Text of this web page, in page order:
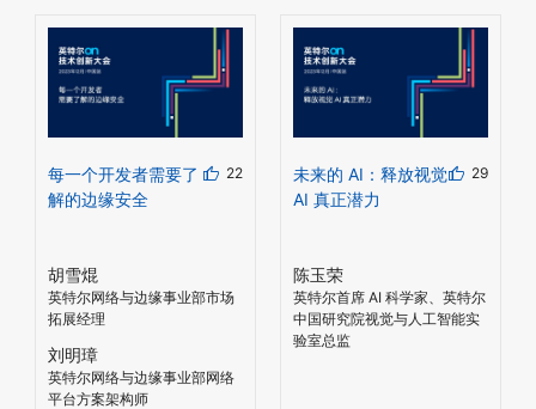
22
每一个开发者需要了
解的边缘安全
胡雪焜
英特尔网络与边缘事业部市场
拓展经理
刘明璋
英特尔网络与边缘事业部网络
平台方案架构师
29
未来的 AI：释放视觉
AI 真正潜力
陈玉荣
英特尔首席 AI 科学家、英特尔
中国研究院视觉与人工智能实
验室总监